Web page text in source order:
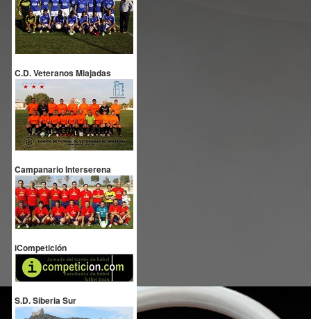
C.D. Veteranos Miajadas
Campanario Interserena
iCompetición
S.D. Siberia Sur